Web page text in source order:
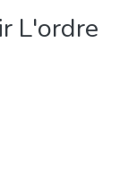
L'ordre